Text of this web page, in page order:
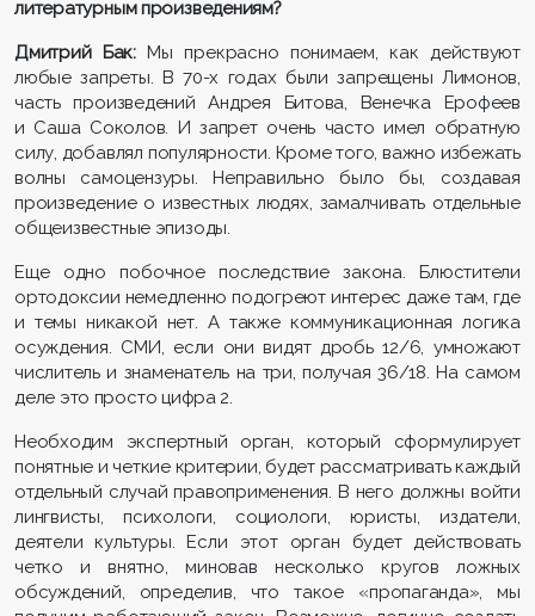
литературным произведениям?
Дмитрий Бак:Мы прекрасно понимаем, как действуют
любые запреты. В 70-х годах были запрещены Лимонов,
часть произведений Андрея Битова, Венечка Ерофеев
и Саша Соколов. И запрет очень часто имел обратную
силу, добавлял популярности. Кроме того, важно избежать
волны самоцензуры. Неправильно было бы, создавая
произведение о известных людях, замалчивать отдельные
общеизвестные эпизоды.
Еще одно побочное последствие закона. Блюстители
ортодоксии немедленно подогреют интерес даже там, где
и темы никакой нет. А также коммуникационная логика
осуждения. СМИ, если они видят дробь 12/6, умножают
числитель и знаменатель на три, получая 36/18. На самом
деле это просто цифра 2.
Необходим экспертный орган, который сформулирует
понятные и четкие критерии, будет рассматривать каждый
отдельный случай правоприменения. В него должны войти
лингвисты, психологи, социологи, юристы, издатели,
деятели культуры. Если этот орган будет действовать
четко и внятно, миновав несколько кругов ложных
обсуждений, определив, что такое «пропаганда», мы